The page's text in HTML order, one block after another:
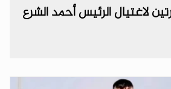
لاغتيال الرئيس أحمد الشرع